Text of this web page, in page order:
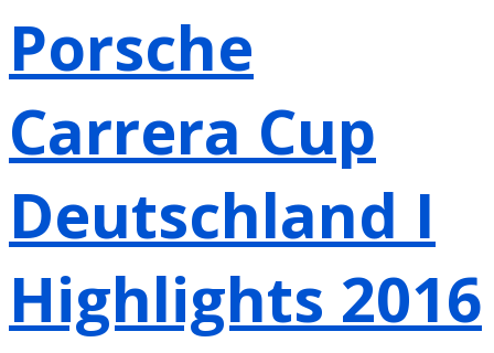
Porsche
Carrera Cup
Deutschland I
Highlights 2016